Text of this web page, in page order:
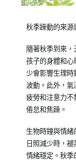
Posted
2018-
10-
15
Posted
兒
少
教
育
知
識
Tagged
養
培
育
秋季躁動的來源
隨著秋季到來
孩子的身體和心
少會影響生理
波動。此外，氣
疲勞和注意力不
倦怠和焦躁。
生物時鐘與情
日照減少時，
情緒穩定。秋季